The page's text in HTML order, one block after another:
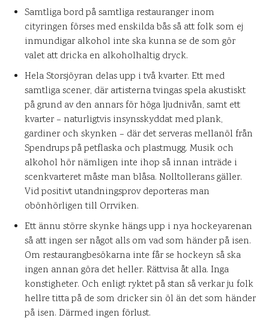
Samtliga bord på samtliga restauranger inom
cityringen förses med enskilda bås så att folk som ej
inmundigar alkohol inte ska kunna se de som gör
valet att dricka en alkoholhaltig dryck.
Hela Storsjöyran delas upp i två kvarter. Ett med
samtliga scener, där artisterna tvingas spela akustiskt
på grund av den annars för höga ljudnivån, samt ett
kvarter – naturligtvis insynsskyddat med plank,
gardiner och skynken – där det serveras mellanöl från
Spendrups på petflaska och plastmugg. Musik och
alkohol hör nämligen inte ihop så innan inträde i
scenkvarteret måste man blåsa. Nolltollerans gäller.
Vid positivt utandningsprov deporteras man
obönhörligen till Orrviken.
Ett ännu större skynke hängs upp i nya hockeyarenan
så att ingen ser något alls om vad som händer på isen.
Om restaurangbesökarna inte får se hockeyn så ska
ingen annan göra det heller. Rättvisa åt alla. Inga
konstigheter. Och enligt ryktet på stan så verkar ju folk
hellre titta på de som dricker sin öl än det som händer
på isen. Därmed ingen förlust.